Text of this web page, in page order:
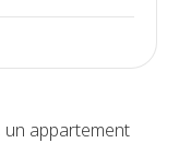
un appartement